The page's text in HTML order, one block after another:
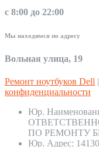
с 8:00 до 22:00
Мы находимся по адресу
Вольная улица, 19
Ремонт ноутбуков Dell |
конфиденциальности
Юр.
ПО РЕМОНТУ
Юр. Адрес: